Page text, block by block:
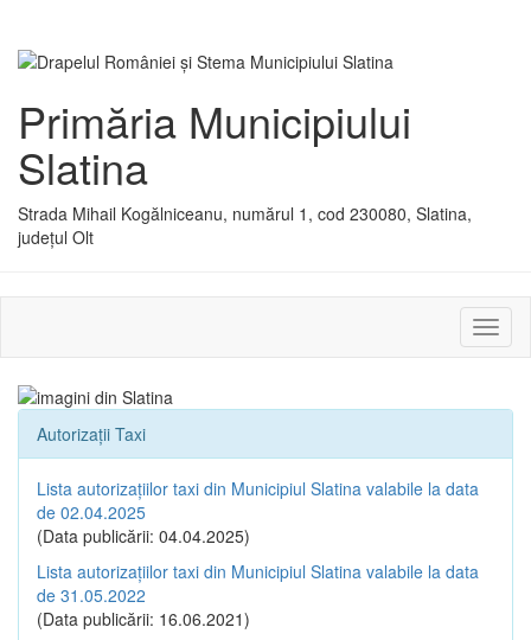
Primăria Municipiului
Slatina
Strada Mihail Kogălniceanu, numărul 1, cod 230080, Slatina,
județul Olt
sau
Autorizații Taxi
Lista autorizațiilor taxi din Municipiul Slatina valabile la data
de 02.04.2025
(Data publicării: 04.04.2025)
Lista autorizațiilor taxi din Municipiul Slatina valabile la data
de 31.05.2022
(Data publicării: 16.06.2021)